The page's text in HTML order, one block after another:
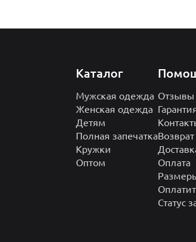
Каталог
Мужская одежда
Женская одежда
Детям
Полная запечатка
Кружки
Оптом
Отзывы
Оплата
Статус